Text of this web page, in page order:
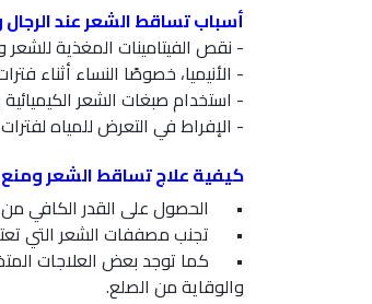
أسباب تساقط الشعر عند الرجال
- نقص الفيتامينات المغذية للشعر
- الأنيميا، خصوصًا النساء أثناء
- استخدام صبغات الشعر
- الإفراط في التعرض للمياه
كيفية علاج تساقط الشعر
•
الحصول على القدر الكافي من
•
تجنب مصففات الشعر التي
•
كما توجد بعض العلاجات
والوقاية من الصلع.